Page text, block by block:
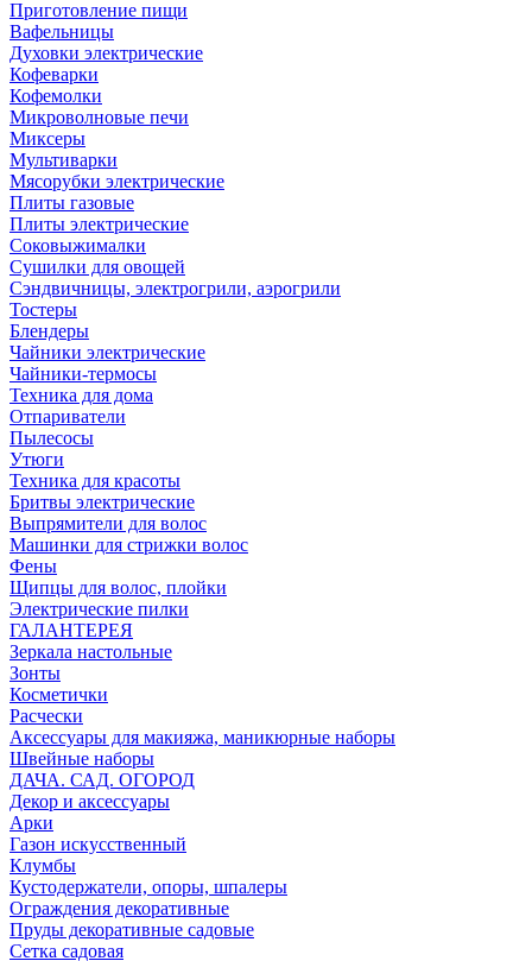
Приготовление пищи
Вафельницы
Духовки электрические
Кофеварки
Кофемолки
Микроволновые печи
Миксеры
Мультиварки
Мясорубки электрические
Плиты газовые
Плиты электрические
Соковыжималки
Сушилки для овощей
Сэндвичницы, электрогрили, аэрогрили
Тостеры
Блендеры
Чайники электрические
Чайники-термосы
Техника для дома
Отпариватели
Пылесосы
Утюги
Техника для красоты
Бритвы электрические
Выпрямители для волос
Машинки для стрижки волос
Фены
Щипцы для волос, плойки
Электрические пилки
ГАЛАНТЕРЕЯ
Зеркала настольные
Зонты
Косметички
Расчески
Аксессуары для макияжа, маникюрные наборы
Швейные наборы
ДАЧА. САД. ОГОРОД
Декор и аксессуары
Арки
Газон искусственный
Клумбы
Кустодержатели, опоры, шпалеры
Ограждения декоративные
Пруды декоративные садовые
Сетка садовая